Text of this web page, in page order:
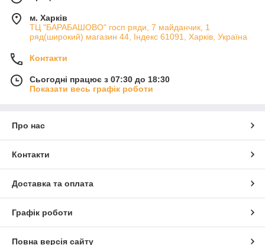
м. Харків
ТЦ "БАРАБАШОВО" госп ряди, 7 майданчик, 1
ряд(широкий) магазин 44, Індекс 61091, Харків, Україна
Контакти
Сьогодні працює з 07:30 до 18:30
Показати весь графік роботи
Про нас
Контакти
Доставка та оплата
Графік роботи
Повна версія сайту